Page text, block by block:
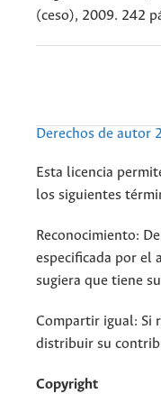
(ceso), 2009. 242
Derechos de autor
Esta licencia
los siguientes
Reconocimiento:
especificada por el
sugiera que tiene
Compartir igual: Si
distribuir su
Copyright